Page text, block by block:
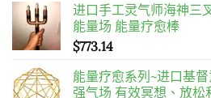
进口手工灵气师海神三
能量场 能量疗愈棒
$773.14
能量疗愈系列~进口基
强气场 有效冥想、放松